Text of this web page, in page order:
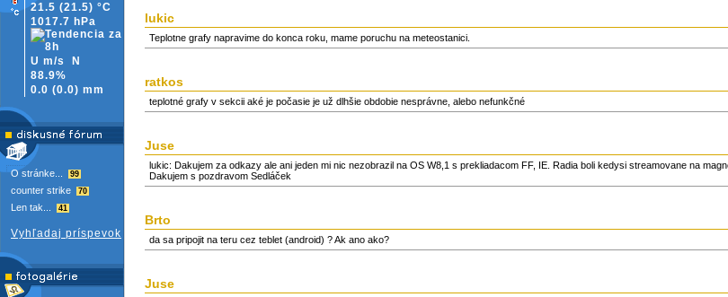
21.5 (21.5) °C
1017.7 hPa
U m/s
N
88.9%
0.0 (0.0) mm
O stránke... 99
counter strike 70
Len tak... 41
Vyhľadaj príspevok
lukic
Teplotne grafy napravime do konca roku, mame poruchu na meteostanici.
ratkos
teplotné grafy v sekcii aké je počasie je už dlhšie obdobie nesprávne, alebo nefunkčné
Juse
lukic: Dakujem za odkazy ale ani jeden mi nic nezobrazil na OS W8,1 s prekliadacom FF, IE. Radia boli kedysi streamovane na
Dakujem s pozdravom Sedláček
Brto
da sa pripojit na teru cez teblet (android) ? Ak ano ako?
Juse